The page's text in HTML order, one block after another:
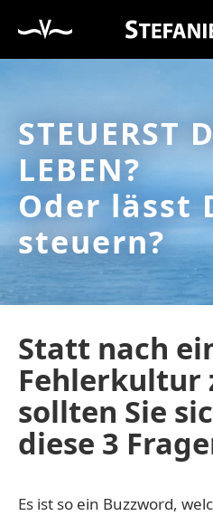
STEUERST
LEBEN?
Oder lässt
steuern?
Statt nach
Fehlerkultur
sollten Sie
diese 3
Es ist so ein Buzzword,